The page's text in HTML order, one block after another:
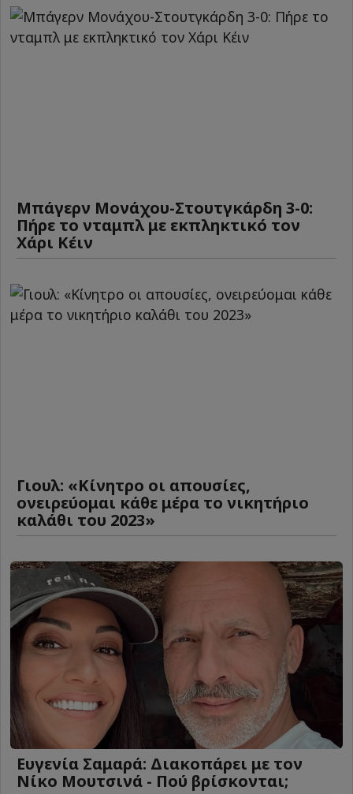
Μπάγερν Μονάχου-Στουτγκάρδη 3-0:
Πήρε το νταμπλ με εκπληκτικό τον
Χάρι Κέιν
Γιουλ: «Κίνητρο οι απουσίες,
ονειρεύομαι κάθε μέρα το νικητήριο
καλάθι του 2023»
Ευγενία Σαμαρά: Διακοπάρει με τον
Νίκο Μουτσινά - Πού βρίσκονται;